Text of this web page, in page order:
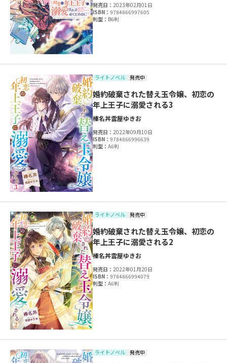
発売日：2023年02月01日
ISBN：9784866997605
判型： B6判
ライトノベル 発売中
婚約破棄された替え玉令嬢、初恋の
年上王子に溺愛される3
榛名丼雲屋ゆきお
発売日：2022年09月10日
ISBN：9784866996639
判型：A6判
ライトノベル 発売中
婚約破棄された替え玉令嬢、初恋の
年上王子に溺愛される2
榛名丼雲屋ゆきお
発売日：2022年01月20日
ISBN：9784866994079
判型：A6判
ライトノベル 発売中